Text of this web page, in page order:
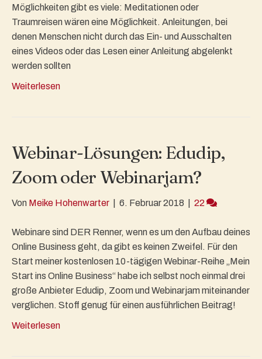
Möglichkeiten gibt es viele: Meditationen oder
Traumreisen wären eine Möglichkeit. Anleitungen, bei
denen Menschen nicht durch das Ein- und Ausschalten
eines Videos oder das Lesen einer Anleitung abgelenkt
werden sollten
Weiterlesen
Webinar-Lösungen: Edudip,
Zoom oder Webinarjam?
Von Meike Hohenwarter 6. Februar 2018 22
Webinare sind DER Renner, wenn es um den Aufbau deines
Online Business geht, da gibt es keinen Zweifel. Für den
Start meiner kostenlosen 10-tägigen Webinar-Reihe „Mein
Start ins Online Business“ habe ich selbst noch einmal drei
große Anbieter Edudip, Zoom und Webinarjam miteinander
verglichen. Stoff genug für einen ausführlichen Beitrag!
Weiterlesen